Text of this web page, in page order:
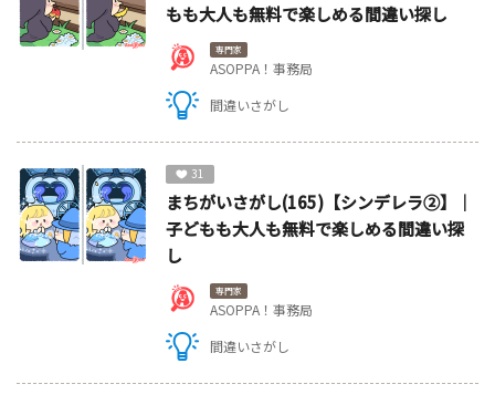
もも大人も無料で楽しめる間違い探し
専門家
ASOPPA！事務局
間違いさがし
31
まちがいさがし(165)【シンデレラ②】｜
子どもも大人も無料で楽しめる間違い探
し
専門家
ASOPPA！事務局
間違いさがし